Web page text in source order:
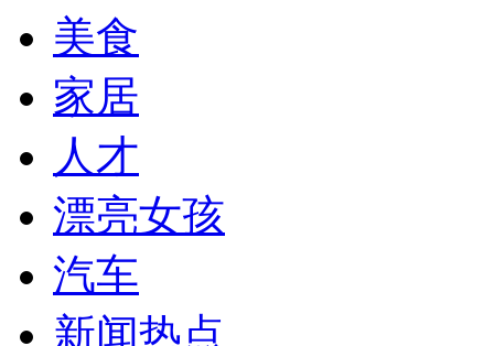
美食
家居
人才
漂亮女孩
汽车
新闻热点